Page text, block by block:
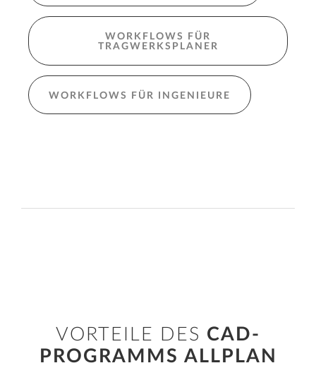
WORKFLOWS FÜR
TRAGWERKSPLANER
WORKFLOWS FÜR INGENIEURE
VORTEILE DES CAD-
PROGRAMMS ALLPLAN